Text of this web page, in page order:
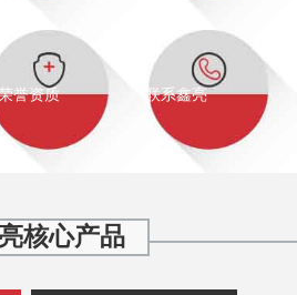
誉资质 联系鑫亮
核心产品